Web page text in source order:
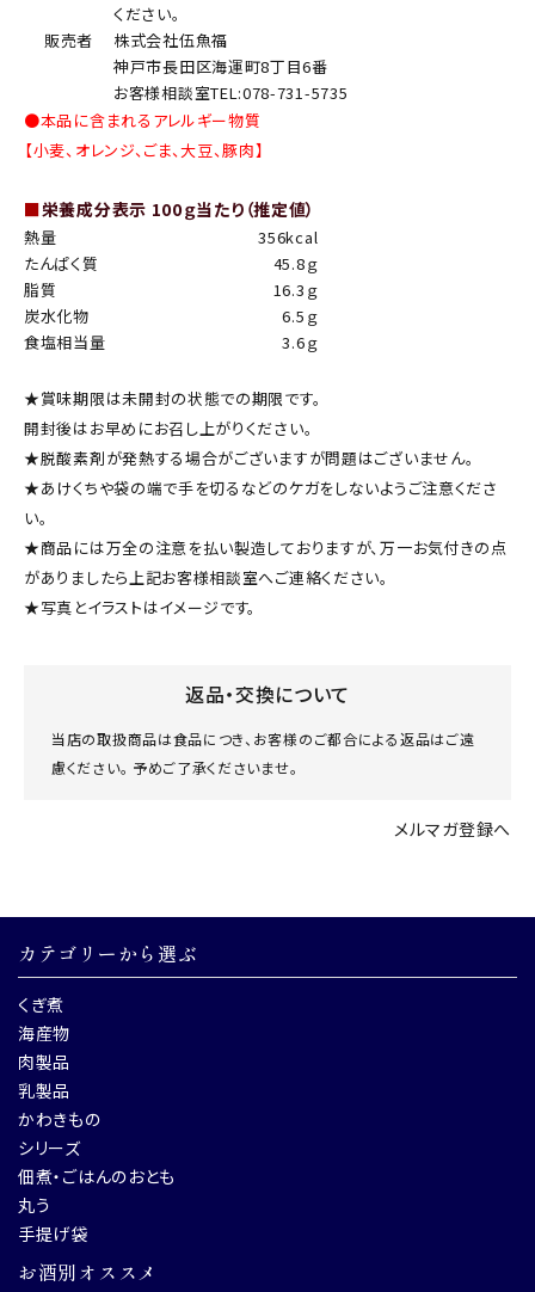
ください。
販売者
株式会社伍魚福
神戸市長田区海運町8丁目6番
お客様相談室TEL:078-731-5735
●本品に含まれるアレルギー物質
【小麦、オレンジ、ごま、大豆、豚肉】
■栄養成分表示 100ｇ当たり（推定値）
熱量
356kcal
たんぱく質
45.8ｇ
脂質
16.3ｇ
炭水化物
6.5ｇ
食塩相当量
3.6ｇ
★賞味期限は未開封の状態での期限です。
開封後はお早めにお召し上がりください。
★脱酸素剤が発熱する場合がございますが問題はございません。
★あけくちや袋の端で手を切るなどのケガをしないようご注意くださ
い。
★商品には万全の注意を払い製造しておりますが、万一お気付きの点
がありましたら上記お客様相談室へご連絡ください。
★写真とイラストはイメージです。
返品・交換について
当店の取扱商品は食品につき、お客様のご都合による返品はご遠
慮ください。 予めご了承くださいませ。
メルマガ登録へ
カテゴリーから選ぶ
くぎ煮
海産物
肉製品
乳製品
かわきもの
シリーズ
佃煮・ごはんのおとも
丸う
手提げ袋
お酒別オススメ